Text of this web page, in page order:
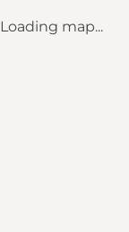
Loading map...